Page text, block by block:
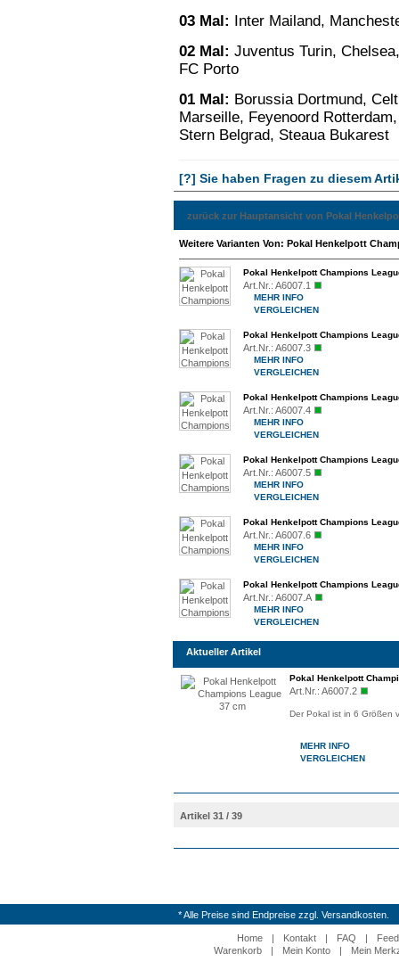
03 Mal: Inter Mailand,
02 Mal: Juventus Turin,
FC Porto
01 Mal: Borussia Dortmund,
Marseille, Feyenoord
Stern Belgrad, Steaua Bukarest
[?] Sie haben Fragen zu diesem
zurück zur Hauptansicht von Pokal
Weitere Varianten Von: Pokal Henkelpott
Pokal Henkelpott Champions
Art.Nr.: A6007.1
MEHR INFO
VERGLEICHEN
Pokal Henkelpott Champions
Art.Nr.: A6007.3
MEHR INFO
VERGLEICHEN
Pokal Henkelpott Champions
Art.Nr.: A6007.4
MEHR INFO
VERGLEICHEN
Pokal Henkelpott Champions
Art.Nr.: A6007.5
MEHR INFO
VERGLEICHEN
Pokal Henkelpott Champions
Art.Nr.: A6007.6
MEHR INFO
VERGLEICHEN
Pokal Henkelpott Champions
Art.Nr.: A6007.A
MEHR INFO
VERGLEICHEN
Aktueller Artikel
Pokal Henkelpott
Art.Nr.: A6007.2
Der Pokal ist in 6 Größen
MEHR INFO
VERGLEICHEN
Artikel 31 / 39
* Alle Preise sind Endpreise zzgl. Versandkosten.
Home | Kontakt | FAQ |
Warenkorb
| Mein Konto | Mein